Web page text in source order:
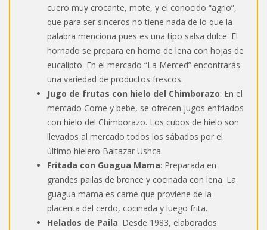
cuero muy crocante, mote, y el conocido “agrio”,
que para ser sinceros no tiene nada de lo que la
palabra menciona pues es una tipo salsa dulce. El
hornado se prepara en horno de leña con hojas de
eucalipto. En el mercado “La Merced” encontrarás
una variedad de productos frescos.
Jugo de frutas con hielo del Chimborazo: En el
mercado Come y bebe, se ofrecen jugos enfriados
con hielo del Chimborazo. Los cubos de hielo son
llevados al mercado todos los sábados por el
último hielero Baltazar Ushca.
Fritada con Guagua Mama: Preparada en
grandes pailas de bronce y cocinada con leña. La
guagua mama es carne que proviene de la
placenta del cerdo, cocinada y luego frita.
Helados de Paila: Desde 1983, elaborados